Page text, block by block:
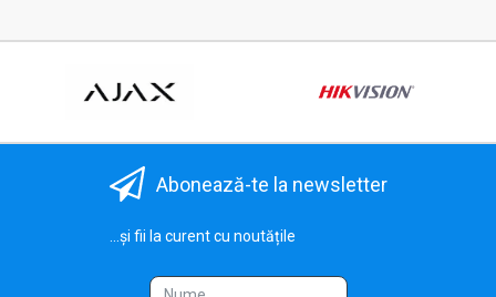
Abonează-te la newsletter
...și fii la curent cu noutățile